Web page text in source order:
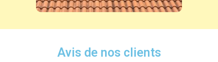
Avis de nos clients